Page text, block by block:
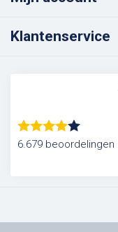
Klantenservice
6.679 beoordelingen